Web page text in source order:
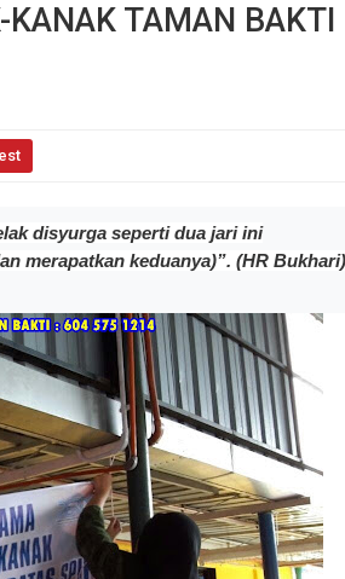
TAMAN BAKTI
disyurga seperti dua jari ini
merapatkan keduanya)”. (HR Bukhari)